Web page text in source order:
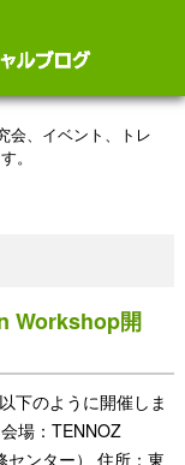
会、イベント、トレ
。
Workshop開
下のように開催しま
場：TENNOZ
センター） 住所：東